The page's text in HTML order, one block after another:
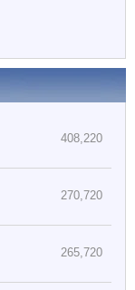
408,220
270,720
265,720